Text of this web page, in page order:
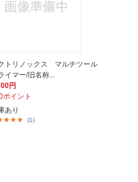
トリノックス マルチツール
イマー/旧名称...
円
ポイント
あり
(1)